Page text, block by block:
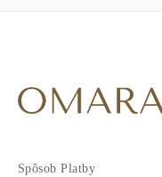
Spôsob Platby